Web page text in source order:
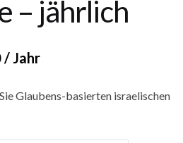
– jährlich
/ Jahr
Glaubens-basierten israelischen